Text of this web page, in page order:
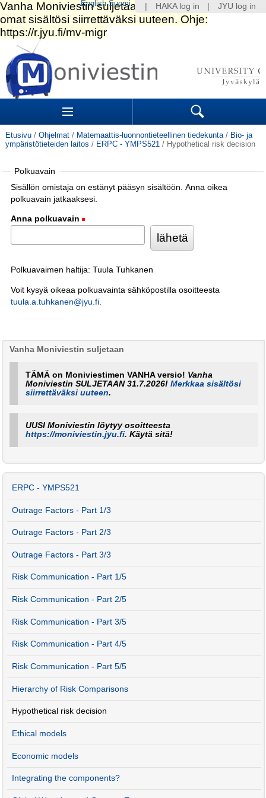
Siirry
sisältöön.
|
Siirry
navigointiin
Sections Search
Etusivu / Ohjelmat / Matemaattis-luonnontieteellinen tiedekunta / Bio- ja
ympäristötieteiden laitos / ERPC - YMPS521 / Hypothetical risk decision
Polkuavain
Sisällön omistaja on estänyt pääsyn sisältöön. Anna oikea
polkuavain jatkaaksesi.
Anna polkuavain
Polkuavaimen haltija: Tuula Tuhkanen
Voit kysyä oikeaa polkuavainta sähköpostilla osoitteesta
tuula.a.tuhkanen@jyu.fi.
Vanha Moniviestin suljetaan
TÄMÄ on Moniviestimen VANHA versio! Vanha
Moniviestin SULJETAAN 31.7.2026!Merkkaa sisältösi
siirrettäväksi uuteen.
UUSI Moniviestin löytyy osoitteesta
https://moniviestin.jyu.fi. Käytä sitä!
ERPC - YMPS521
Outrage Factors - Part 1/3
Outrage Factors - Part 2/3
Outrage Factors - Part 3/3
Risk Communication - Part 1/5
Risk Communication - Part 2/5
Risk Communication - Part 3/5
Risk Communication - Part 4/5
Risk Communication - Part 5/5
Hierarchy of Risk Comparisons
Hypothetical risk decision
Ethical models
Economic models
Integrating the components?
HAKA log in JYU log in
English Suomi